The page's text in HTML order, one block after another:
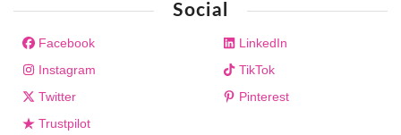
Social
Facebook
Instagram
Twitter
Trustpilot
LinkedIn
TikTok
Pinterest